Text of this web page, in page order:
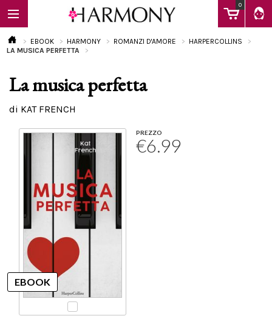
0
EBOOK
EBOOK HARMONY ROMANZI D'AMORE
HARPERCOLLINS
LA MUSICA PERFETTA
La musica perfetta
di KAT FRENCH
PREZZO
€6.99